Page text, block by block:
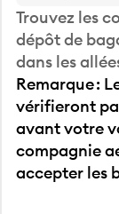
Trouvez les
dépôt de
dans les
Remarque :
vérifieront
avant votre
compagnie
accepter les